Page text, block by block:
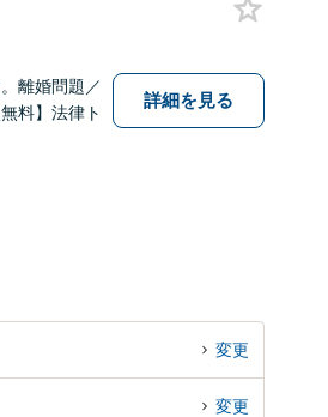
離婚問題／
料】法律ト
詳細を見る
変更
変更